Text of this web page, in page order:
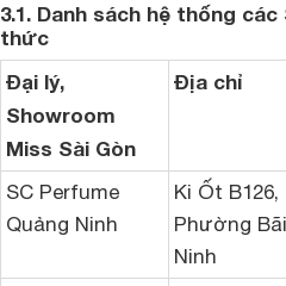
3.1. Danh sách hệ thống
thức
Đại lý,
Showroom
Miss Sài Gòn
Địa chỉ
SC Perfume
Quảng Ninh
Ki Ốt
Phường
Ninh